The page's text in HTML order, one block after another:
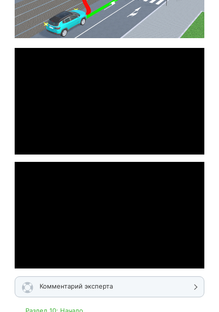
Комментарий эксперта
Раздел 10: Начало